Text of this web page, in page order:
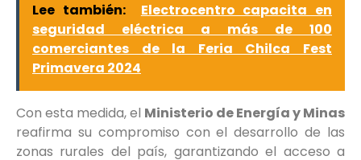
Lee también:
Electrocentro capacita en
seguridad eléctrica a más de 100
comerciantes de la Feria Chilca Fest
Primavera 2024
Con esta medida, el Ministerio de Energía y Minas
reafirma su compromiso con el desarrollo de las
zonas rurales del país, garantizando el acceso a